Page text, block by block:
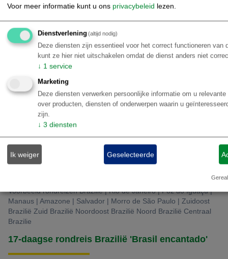
Voorbeeld rondreizen Brazilië | Rio de Janeiro | Foz do Iguaçu |
Manaus | Amazone | Salvador | Morro de São Paulo | Zuidoost
Brazilië Zuid Brazilië Noordoost Brazilië Noord Brazilië Centraal
Brazilie
17-daagse rondreis Brazilië 'Brasil encantado'
Voor meer informatie kunt u ons privacybeleid lezen.
Dienstverlening(altijd nodig)
Deze diensten zijn essentieel voor het correct functioneren van
kunt ze hier niet uitschakelen omdat de dienst anders niet
↓ 1 service
Marketing
Deze diensten verwerken persoonlijke informatie om u
over producten, diensten of onderwerpen waarin u
zijn.
↓ 3 diensten
Ik weiger Geselecteerde